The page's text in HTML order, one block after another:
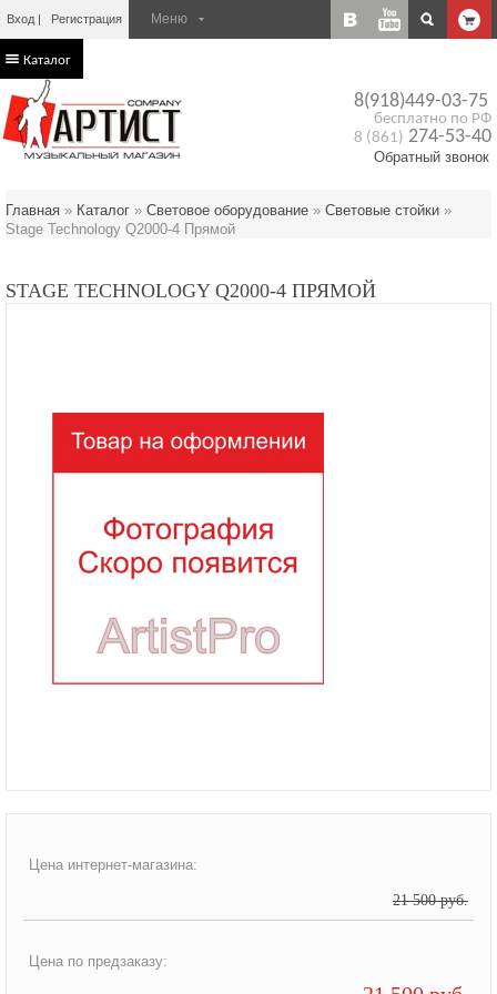
Вход Регистрация
8(918)449-03-75
бесплатно по РФ
8 (861) 274-53-40
Обратный звонок
Каталог
Главная » Каталог » Световое оборудование » Световые стойки »
Stage Technology Q2000-4 Прямой
STAGE TECHNOLOGY Q2000-4 ПРЯМОЙ
Цена интернет-магазина:
21 500 руб.
Цена по предзаказу: